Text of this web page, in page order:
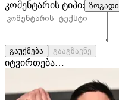
კომენტარის ტიპი: ზოგადი
გაუქმება გააგზავნე
იტვირთება…